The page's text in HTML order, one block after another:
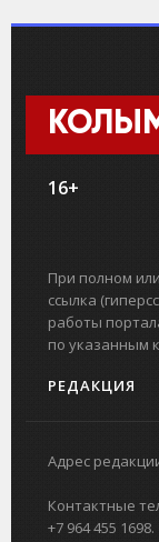
16+
При полном
ссылка
работы
по указанным
РЕДАКЦИЯ
Адрес
Контактные
+7 964 455 1698.